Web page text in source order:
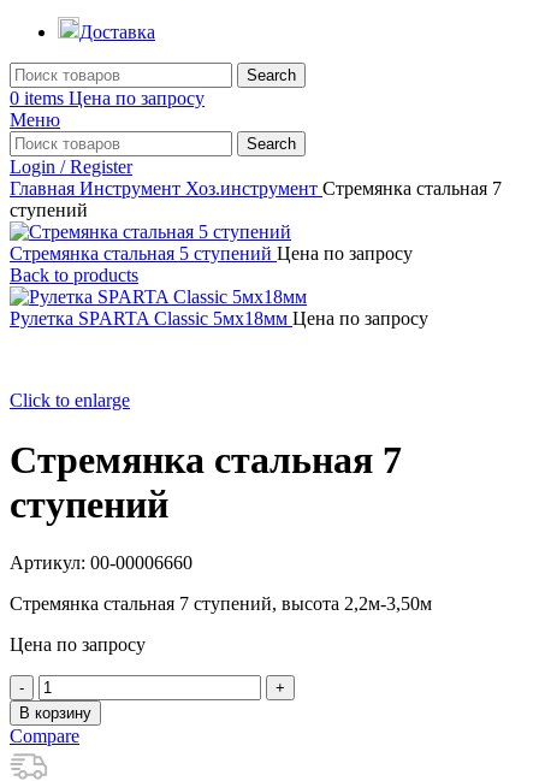
Доставка
Search
0 items Цена по запросу
Меню
Search
Login / Register
Главная Инструмент Хоз.инструмент Стремянка стальная 7
ступений
Стремянка стальная 5 ступений Цена по запросу
Back to products
Рулетка SPARTA Classic 5мх18мм Цена по запросу
Click to enlarge
Стремянка стальная 7
ступений
Артикул: 00-00006660
Стремянка стальная 7 ступений, высота 2,2м-3,50м
Цена по запросу
Количество
товара
Стремянка
стальная
7
В корзину
Compare